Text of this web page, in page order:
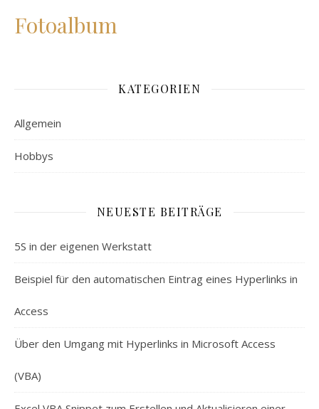
Fotoalbum
KATEGORIEN
Allgemein
Hobbys
NEUESTE BEITRÄGE
5S in der eigenen Werkstatt
Beispiel für den automatischen Eintrag eines Hyperlinks in
Access
Über den Umgang mit Hyperlinks in Microsoft Access
(VBA)